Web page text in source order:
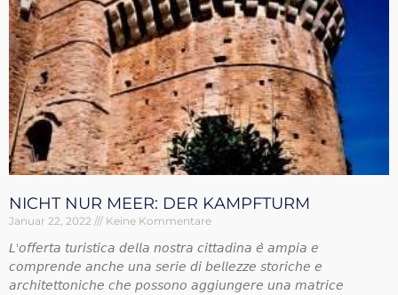
NICHT NUR MEER: DER KAMPFTURM
Januar 22, 2022 Keine Kommentare
𝘓'𝘰𝘧𝘧𝘦𝘳𝘵𝘢 𝘵𝘶𝘳𝘪𝘴𝘵𝘪𝘤𝘢 𝘥𝘦𝘭𝘭𝘢 𝘯𝘰𝘴𝘵𝘳𝘢 𝘤𝘪𝘵𝘵𝘢𝘥𝘪𝘯𝘢 𝘦̀ 𝘢𝘮𝘱𝘪𝘢 𝘦
𝘤𝘰𝘮𝘱𝘳𝘦𝘯𝘥𝘦 𝘢𝘯𝘤𝘩𝘦 𝘶𝘯𝘢 𝘴𝘦𝘳𝘪𝘦 𝘥𝘪 𝘣𝘦𝘭𝘭𝘦𝘻𝘻𝘦 𝘴𝘵𝘰𝘳𝘪𝘤𝘩𝘦 𝘦
𝘢𝘳𝘤𝘩𝘪𝘵𝘦𝘵𝘵𝘰𝘯𝘪𝘤𝘩𝘦 𝘤𝘩𝘦 𝘱𝘰𝘴𝘴𝘰𝘯𝘰 𝘢𝘨𝘨𝘪𝘶𝘯𝘨𝘦𝘳𝘦 𝘶𝘯𝘢 𝘮𝘢𝘵𝘳𝘪𝘤𝘦